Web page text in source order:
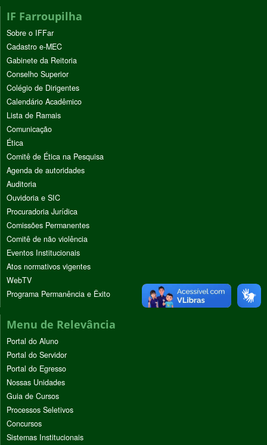
IF Farroupilha
Sobre o IFFar
Cadastro e-MEC
Gabinete da Reitoria
Conselho Superior
Colégio de Dirigentes
Calendário Acadêmico
Lista de Ramais
Comunicação
Ética
Comitê de Ética na Pesquisa
Agenda de autoridades
Auditoria
Ouvidoria e SIC
Procuradoria Jurídica
Comissões Permanentes
Comitê de não violência
Eventos Institucionais
Atos normativos vigentes
WebTV
Programa Permanência e Êxito
Menu de Relevância
Portal do Aluno
Portal do Servidor
Portal do Egresso
Nossas Unidades
Guia de Cursos
Processos Seletivos
Concursos
Sistemas Institucionais